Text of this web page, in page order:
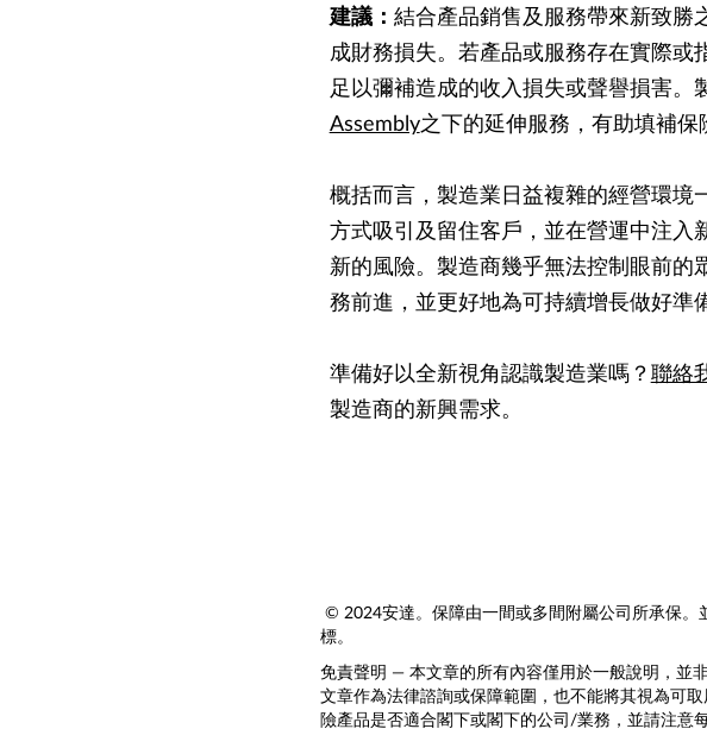
建議： 結合產品銷售及服務帶來新致勝
成財務損失。若產品或服務存在實際或
足以彌補造成的收入損失或聲譽損害。
Assembly之下的延伸服務，有助填補保
概括而言，製造業日益複雜的經營環境
方式吸引及留住客戶，並在營運中注入
新的風險。製造商幾乎無法控制眼前的
務前進，並更好地為可持續增長做好準
準備好以全新視角認識製造業嗎？ 聯絡
製造商的新興需求。
© 2024安達。保障由一間或多間附屬公司所承保。
標。
免責聲明 — 本文章的所有內容僅用於一般說明，並
文章作為法律諮詢或保障範圍，也不能將其視為可
險產品是否適合閣下或閣下的公司/業務，並請注意